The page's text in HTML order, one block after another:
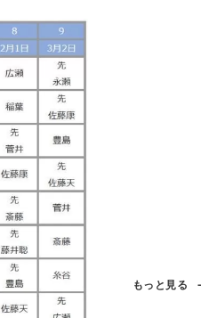
もっと見る